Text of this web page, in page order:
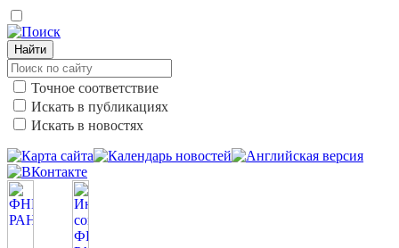
Найти
Точное соответствие
Искать в публикациях
Искать в новостях